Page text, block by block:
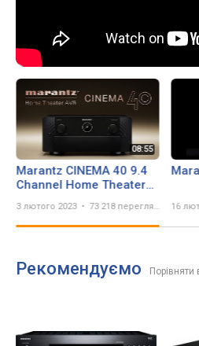
Marantz CINEMA 40 9.4
Channel Home Theater
INDEPENDENT SUBS &
MUCH MORE!
3 лютого 2023 73 218 переглядів 16
Рекомендуємо Порівняти